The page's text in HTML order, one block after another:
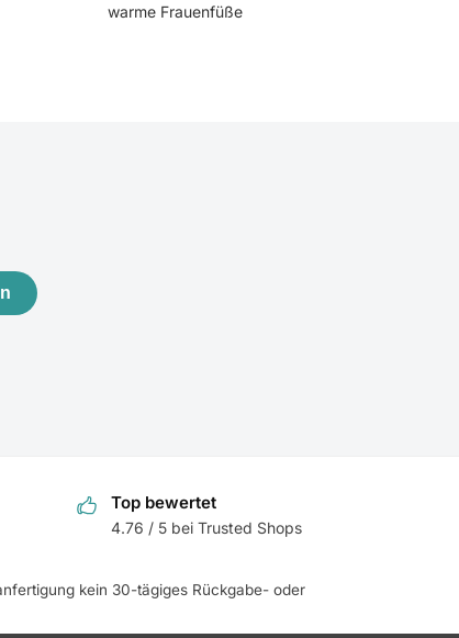
warme Frauenfüße
Top bewertet
4.76 / 5 bei Trusted Shops
kein 30-tägiges Rückgabe- oder